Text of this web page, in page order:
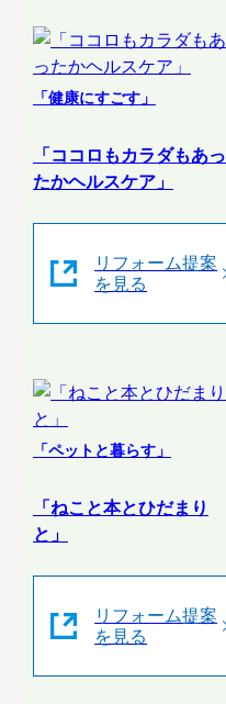
「健康にすごす」
「ココロもカラダもあっ
たかヘルスケア」
リフォーム提案
を見る
「ペットと暮らす」
「ねこと本とひだまり
と」
リフォーム提案
を見る